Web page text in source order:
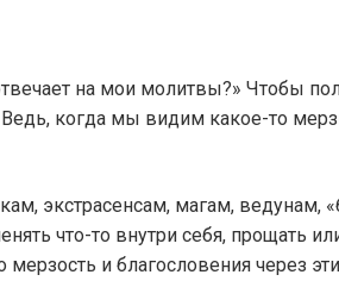
на мои молитвы?» Чтобы
когда мы видим какое-то
экстрасенсам, магам, ведунам,
что-то внутри себя, прощать
и благословения через